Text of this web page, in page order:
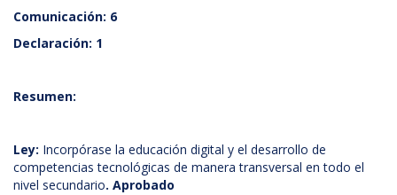
Comunicación: 6
Declaración: 1
Resumen:
Ley: Incorpórase la educación digital y el desarrollo de
competencias tecnológicas de manera transversal en todo el
nivel secundario. Aprobado